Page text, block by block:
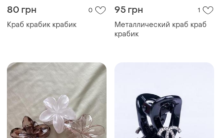
80 грн 0
Краб крабик крабик
95 грн 1
Металлический краб краб
крабик